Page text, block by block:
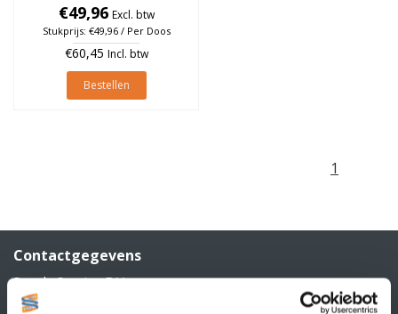
€49,96 Excl. btw
Stukprijs: €49,96 / Per Doos
€60,45 Incl. btw
Bestellen
1
Contactgegevens
Supply Service B.V.
Nijverheidsstraat 25-K